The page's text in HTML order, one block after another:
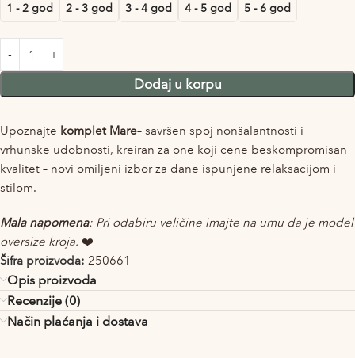
1 - 2 god 2 - 3 god 3 - 4 god 4 - 5 god 5 - 6 god
Dodaj u korpu
Upoznajte komplet Mare– savršen spoj nonšalantnosti i
vrhunske udobnosti, kreiran za one koji cene beskompromisan
kvalitet – novi omiljeni izbor za dane ispunjene relaksacijom i
stilom.
Mala napomena: Pri odabiru veličine imajte na umu da je model
oversize kroja. ❤️
Šifra proizvoda: 250661
Opis proizvoda
Recenzije (0)
Način plaćanja i dostava